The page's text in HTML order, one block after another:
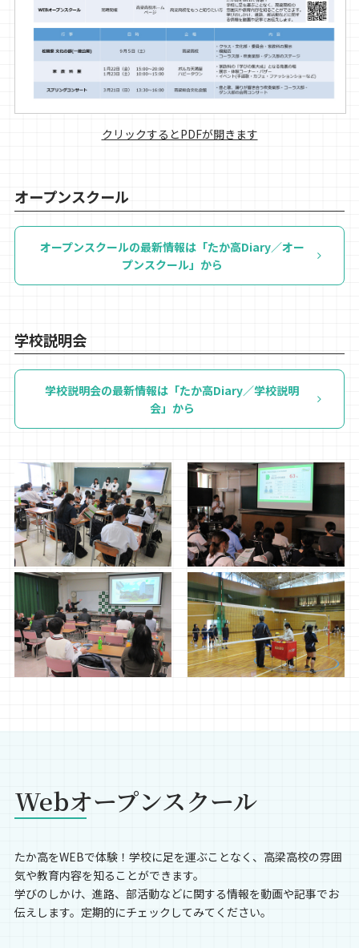
クリックするとPDFが開きます
オープンスクール
オープンスクールの最新情報は「たか高Diary／オー
プンスクール」から
学校説明会
学校説明会の最新情報は「たか高Diary／学校説明
会」から
Webオープンスクール
たか高をWEBで体験！学校に足を運ぶことなく、高梁高校の雰囲
気や教育内容を知ることができます。
学びのしかけ、進路、部活動などに関する情報を動画や記事でお
伝えします。定期的にチェックしてみてください。